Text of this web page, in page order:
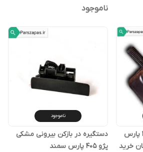
ناموجود
بوش طبق جناقی پژو 405 پارس
خرید
ناموجود
دستگیره در بازکن بیرونی مشکی
پژو 405 پارس سمند